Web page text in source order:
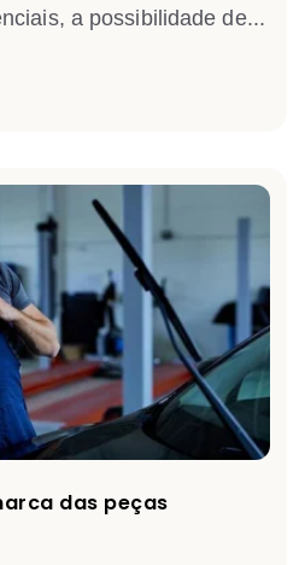
a possibilidade de...
das peças